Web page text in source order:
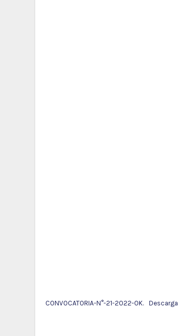
CONVOCATORIA-N°-21-2022-OK. Descarga